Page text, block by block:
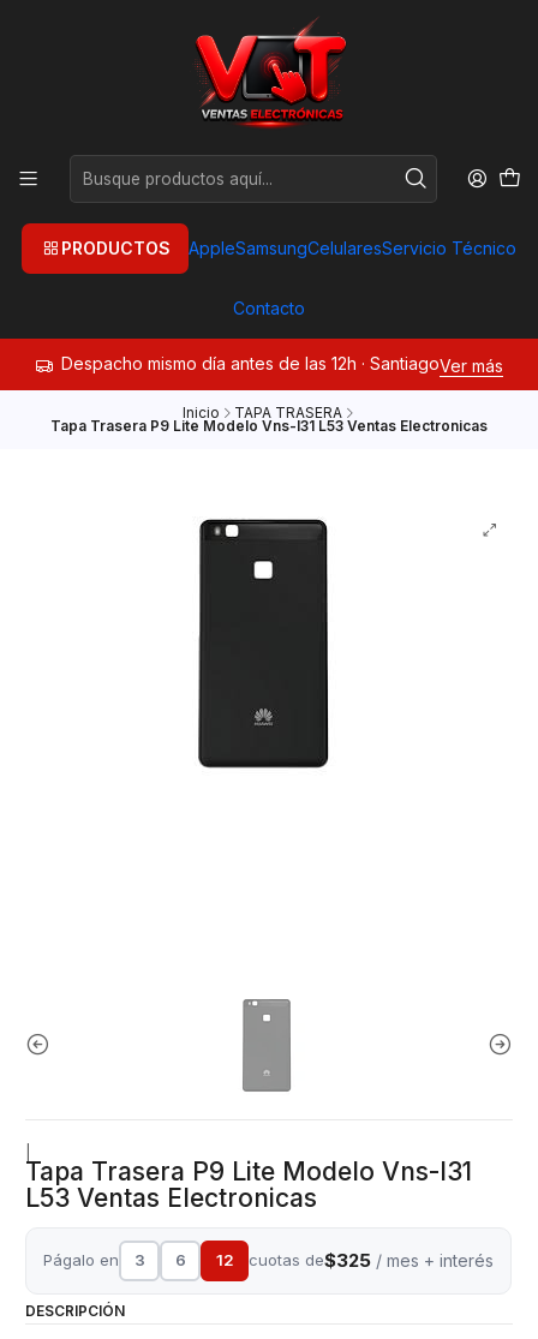
PRODUCTOS AppleSamsungCelularesServicio Técnico
Contacto
Despacho mismo día antes de las 12h · SantiagoVer más
Inicio TAPA TRASERA
Tapa Trasera P9 Lite Modelo Vns-l31 L53 Ventas Electronicas
Tapa Trasera P9 Lite Modelo Vns-l31
L53 Ventas Electronicas
Págalo en 3 6 12 cuotas de$325 / mes + interés
DESCRIPCIÓN